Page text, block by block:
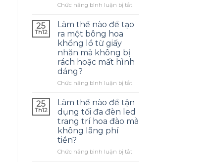
bảo
nghe
tránh
gặp?
Chức năng bình luận bị tắtở
đã
dùng
cho
điều
tôi
ước
hơn
25
Th12
Làm thế nào để tạo
ra một bông hoa
khổng lồ từ giấy
nhăn mà không bị
rách hoặc mất hình
dáng?
Chức năng bình luận bị tắtở
thế
nào
để
tạo
bông
25
Th12
Làm thế nào để tận
dụng tối đa đèn led
trang trí hoa đào mà
không lãng phí
tiền?
Chức năng bình luận bị tắtở